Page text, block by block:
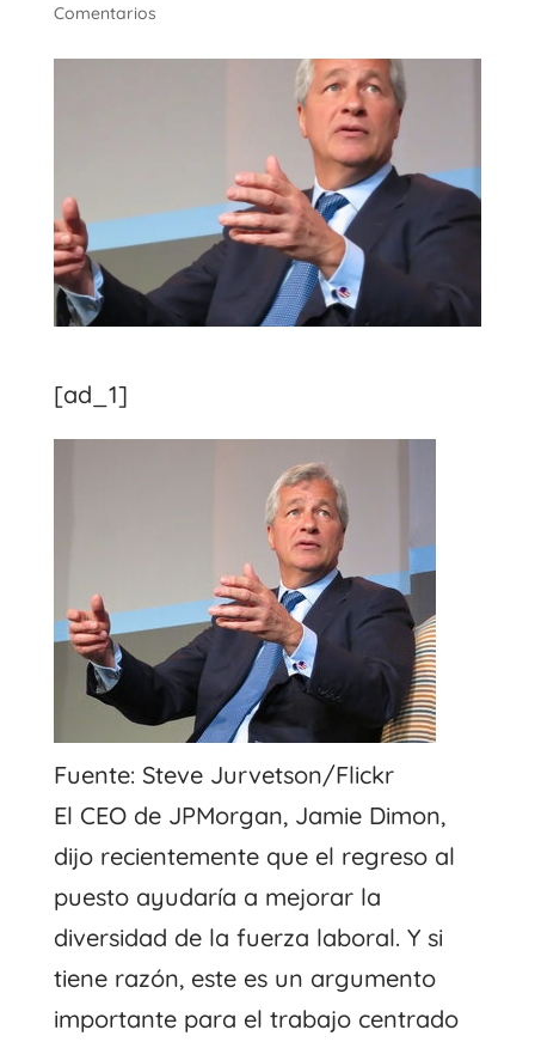
Comentarios
[ad_1]
Fuente: Steve Jurvetson/Flickr
El CEO de JPMorgan, Jamie Dimon,
dijo recientemente que el regreso al
puesto ayudaría a mejorar la
diversidad de la fuerza laboral. Y si
tiene razón, este es un argumento
importante para el trabajo centrado